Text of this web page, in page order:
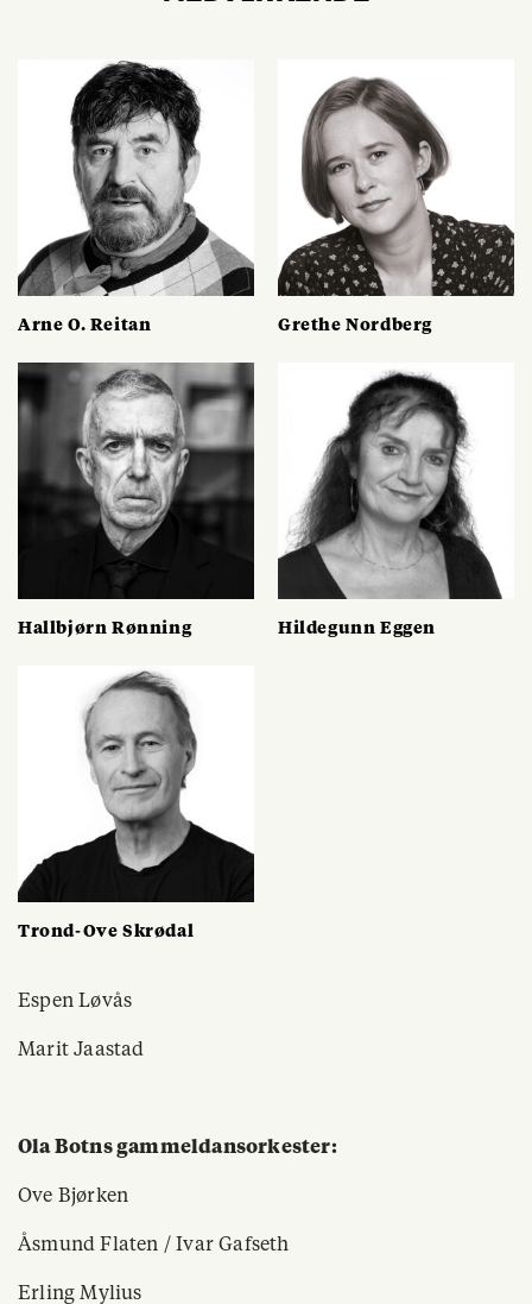
Arne O. Reitan Grethe Nordberg
Hallbjørn Rønning Hildegunn Eggen
Trond-Ove Skrødal
Espen Løvås
Marit Jaastad
Ola Botns gammeldansorkester:
Ove Bjørken
Åsmund Flaten / Ivar Gafseth
Erling Mylius